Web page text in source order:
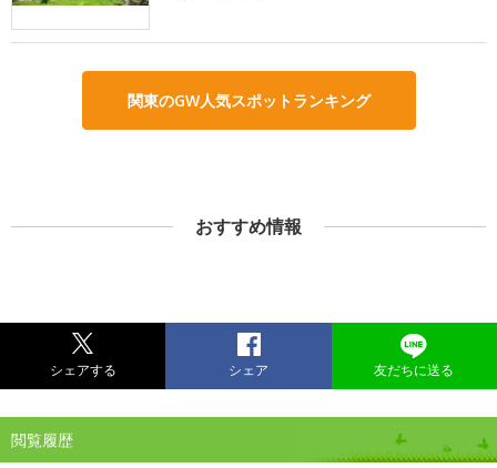
関東のGW人気スポットランキング
おすすめ情報
シェアする シェア 友だちに送る
閲覧履歴